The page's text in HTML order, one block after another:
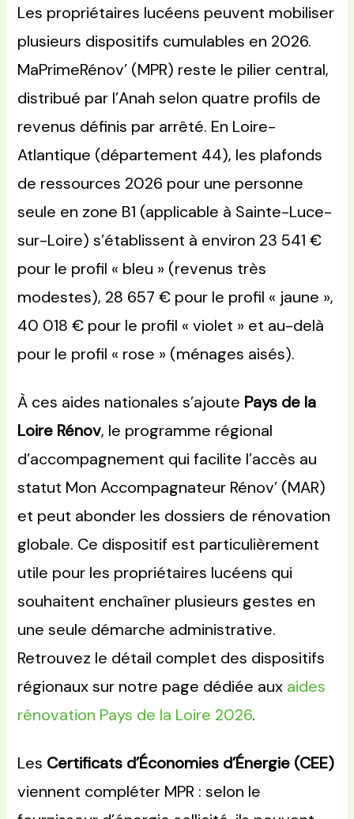
Les propriétaires lucéens peuvent mobiliser
plusieurs dispositifs cumulables en 2026.
MaPrimeRénov’ (MPR) reste le pilier central,
distribué par l’Anah selon quatre profils de
revenus définis par arrêté. En Loire-
Atlantique (département 44), les plafonds
de ressources 2026 pour une personne
seule en zone B1 (applicable à Sainte-Luce-
sur-Loire) s’établissent à environ 23 541 €
pour le profil « bleu » (revenus très
modestes), 28 657 € pour le profil « jaune »,
40 018 € pour le profil « violet » et au-delà
pour le profil « rose » (ménages aisés).
À ces aides nationales s’ajoute Pays de la
Loire Rénov, le programme régional
d’accompagnement qui facilite l’accès au
statut Mon Accompagnateur Rénov’ (MAR)
et peut abonder les dossiers de rénovation
globale. Ce dispositif est particulièrement
utile pour les propriétaires lucéens qui
souhaitent enchaîner plusieurs gestes en
une seule démarche administrative.
Retrouvez le détail complet des dispositifs
régionaux sur notre page dédiée aux aides
rénovation Pays de la Loire 2026.
Les Certificats d’Économies d’Énergie (CEE)
viennent compléter MPR : selon le